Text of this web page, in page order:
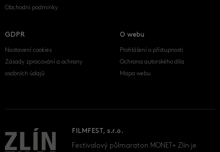
Obchodní podmínky
GDPR
Nastavení cookies
Zásady zpracování a ochrany
osobních údajů
O webu
Prohlášení o přístupnosti
Ochrana autorského díla
Mapa webu
FILMFEST, s.r.o.
Festivalový půlmaraton MONET+ Zlín je